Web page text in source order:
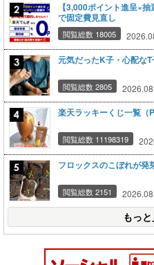
【3,000ポイント進呈×
で固定費見直し
閲覧総数 18005
元気だったK子・心配な
閲覧総数 2805
楽天ラッキーくじ一覧（
閲覧総数 11198319
フロックスのこぼれが発
閲覧総数 2151
もっ